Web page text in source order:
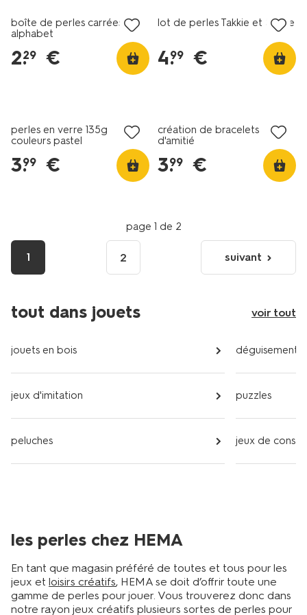
boîte de perles carrées
alphabet
2.
29 €
lot de perles Takkie et Siepie
4.
99 €
perles en verre 135g
couleurs pastel
3.
99 €
création de bracelets
d'amitié
3.
99 €
page 1 de 2
1 2
page
suivante
suivant
tout dans jouets voir tout
jouets en bois
jeux d'imitation
peluches
déguisements
puzzles
jeux de
les perles chez HEMA
En tant que magasin préféré de toutes et tous pour les
jeux et loisirs créatifs, HEMA se doit d’offrir toute une
gamme de perles pour jouer. Vous trouverez donc dans
notre rayon jeux créatifs plusieurs sortes de perles pour